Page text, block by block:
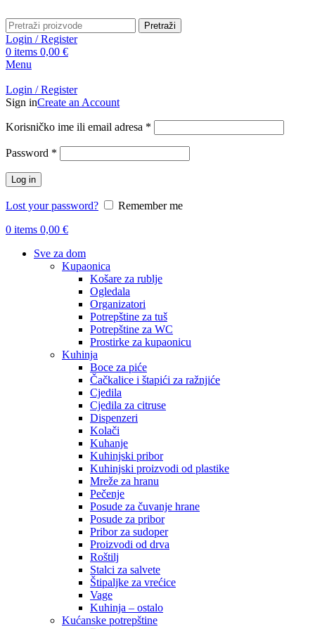
Pretraži
Login / Register
0 items 0,00 €
Menu
Login / Register
Sign inCreate an Account
Korisničko ime ili email adresa *
Password *
Log in
Lost your password?
Remember me
0 items 0,00 €
Sve za dom
Kupaonica
Košare za rublje
Ogledala
Organizatori
Potrepštine za tuš
Potrepštine za WC
Prostirke za kupaonicu
Kuhinja
Boce za piće
Čačkalice i štapići za ražnjiće
Cjedila
Cjedila za citruse
Dispenzeri
Kolači
Kuhanje
Kuhinjski pribor
Kuhinjski proizvodi od plastike
Mreže za hranu
Pečenje
Posude za čuvanje hrane
Posude za pribor
Pribor za sudoper
Proizvodi od drva
Roštilj
Stalci za salvete
Štipaljke za vrećice
Vage
Kuhinja – ostalo
Kućanske potrepštine